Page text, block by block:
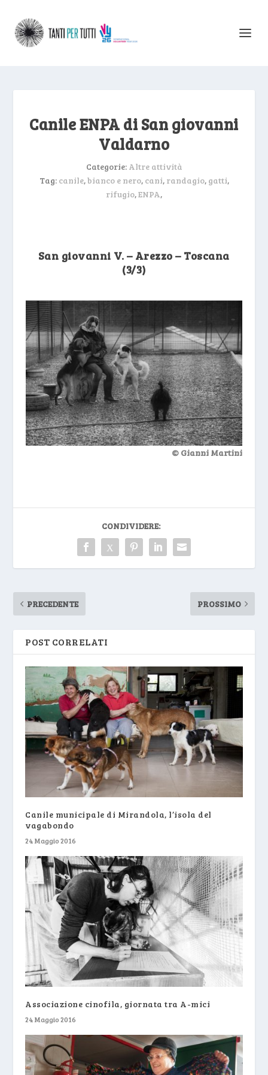
Canile ENPA di San giovanni
Valdarno
Categorie: Altre attività
Tag: canile,bianco e nero, cani, randagio, gatti,
rifugio,ENPA,
San giovanni V. – Arezzo – Toscana
(3/3)
© Gianni Martini
CONDIVIDERE:
PRECEDENTE PROSSIMO
POST CORRELATI
Canile municipale di Mirandola, l’isola del
vagabondo
24 Maggio 2016
Associazione cinofila, giornata tra A-mici
24 Maggio 2016